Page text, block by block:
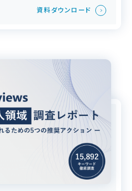
資料ダウンロード